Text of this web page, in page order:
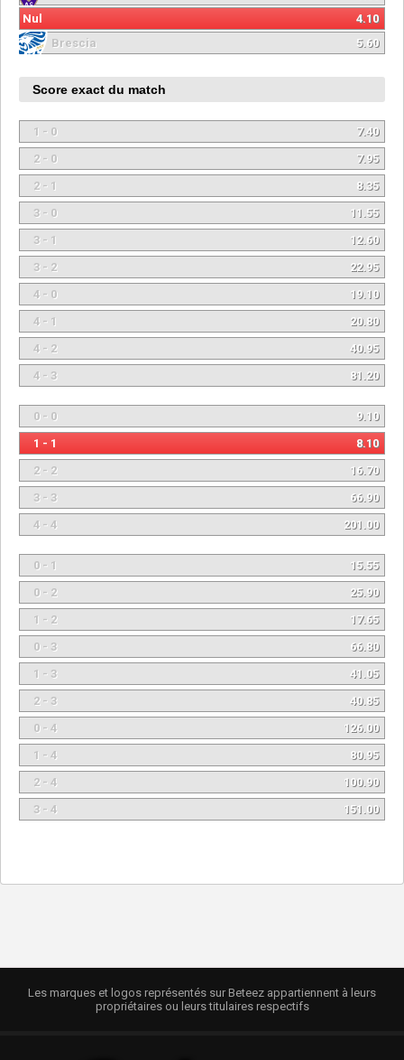
Nul
4.10
Brescia
5.60
Score exact du match
1 - 0
7.40
2 - 0
7.95
2 - 1
8.35
3 - 0
11.55
3 - 1
12.60
3 - 2
22.95
4 - 0
19.10
4 - 1
20.80
4 - 2
40.95
4 - 3
81.20
0 - 0
9.10
1 - 1
8.10
2 - 2
16.70
3 - 3
66.90
4 - 4
201.00
0 - 1
15.55
0 - 2
25.90
1 - 2
17.65
0 - 3
66.80
1 - 3
41.05
2 - 3
40.85
0 - 4
126.00
1 - 4
80.95
2 - 4
100.90
3 - 4
151.00
Les marques et logos représentés sur Beteez appartiennent à leurs
propriétaires ou leurs titulaires respectifs